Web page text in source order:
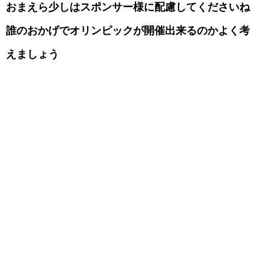
おまえら少しはスポンサー様に配慮してくださいね
誰のおかげでオリンピックが開催出来るのかよく考
えましょう